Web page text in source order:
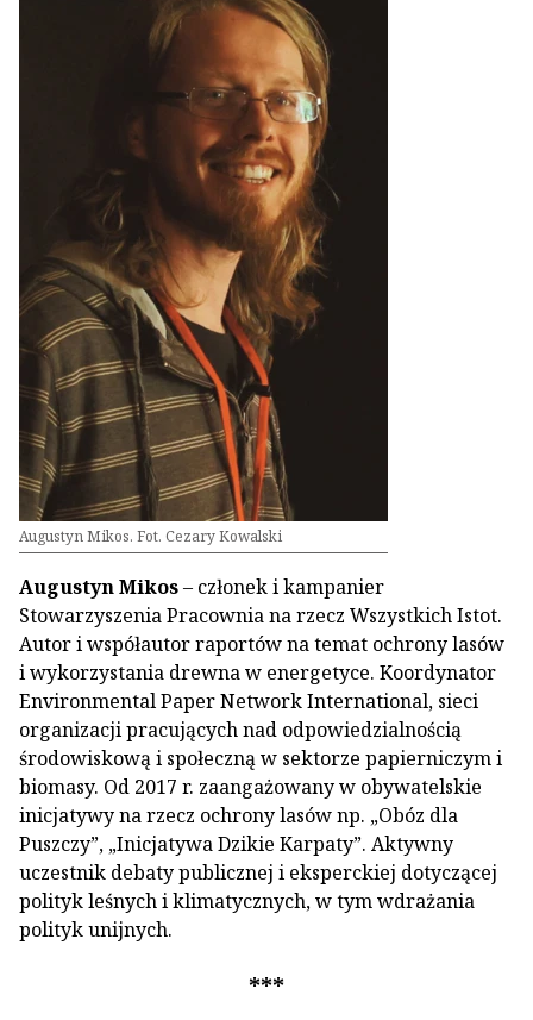
Augustyn Mikos. Fot. Cezary Kowalski
Augustyn Mikos– członek i kampanier
Stowarzyszenia Pracownia na rzecz Wszystkich Istot.
Autor i współautor raportów na temat ochrony lasów
i wykorzystania drewna w energetyce. Koordynator
Environmental Paper Network International, sieci
organizacji pracujących nad odpowiedzialnością
środowiskową i społeczną w sektorze papierniczym i
biomasy. Od 2017 r. zaangażowany w obywatelskie
inicjatywy na rzecz ochrony lasów np. „Obóz dla
Puszczy”, „Inicjatywa Dzikie Karpaty”. Aktywny
uczestnik debaty publicznej i eksperckiej dotyczącej
polityk leśnych i klimatycznych, w tym wdrażania
polityk unijnych.
***